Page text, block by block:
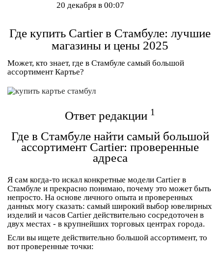
20 декабря в 00:07
Где купить Cartier в Стамбуле: лучшие
магазины и цены 2025
Может, кто знает, где в Стамбуле самый большой
ассортимент Картье?
Ответ редакции 1
Где в Стамбуле найти самый большой
ассортимент Cartier: проверенные
адреса
Я сам когда-то искал конкретные модели Cartier в
Стамбуле и прекрасно понимаю, почему это может быть
непросто. На основе личного опыта и проверенных
данных могу сказать: самый широкий выбор ювелирных
изделий и часов Cartier действительно сосредоточен в
двух местах - в крупнейших торговых центрах города.
Если вы ищете действительно большой ассортимент, то
вот проверенные точки: